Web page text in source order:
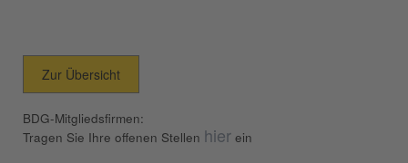
Zur Übersicht
BDG-Mitgliedsfirmen:
Tragen Sie Ihre offenen Stellen hier ein